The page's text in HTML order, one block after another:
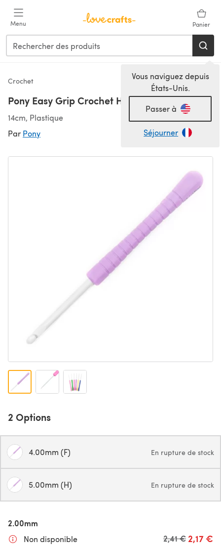
Menu Panier
Vous naviguez depuis
États-Unis.
Passer à
Séjourner
Crochet
Pony Easy Grip Crochet Hook
14cm, Plastique
Par Pony
2 Options
4.00mm (F) En rupture de stock
5.00mm (H) En rupture de stock
2.00mm
Non disponible 2,17 €
Ancien prix
2,41 €